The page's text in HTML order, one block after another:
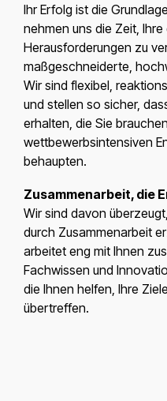
Ihr Erfolg ist die
nehmen uns die Zeit,
Herausforderungen zu
maßgeschneiderte,
Wir sind flexibel,
und stellen so sicher,
erhalten, die Sie
wettbewerbsintensiven
behaupten.
Zusammenarbeit, die
Wir sind davon
durch Zusammenarbeit
arbeitet eng mit Ihnen
Fachwissen und
die Ihnen helfen, Ihre
übertreffen.